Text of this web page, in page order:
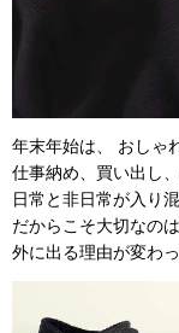
年末年始は、 おしゃ
仕事納め、買い出し
日常と非日常が入り
だからこそ大切なの
外に出る理由が変わ